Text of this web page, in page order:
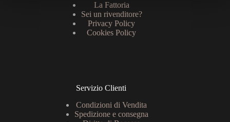
La Fattoria
Sei un rivenditore?
Privacy Policy
Cookies Policy
Servizio Clienti
Condizioni di Vendita
Spedizione e consegna